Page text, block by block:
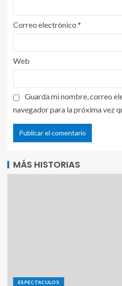
Correo electrónico *
Web
Guarda mi nombre, correo
navegador para la próxima vez
MÁS HISTORIAS
ESPECTACULOS